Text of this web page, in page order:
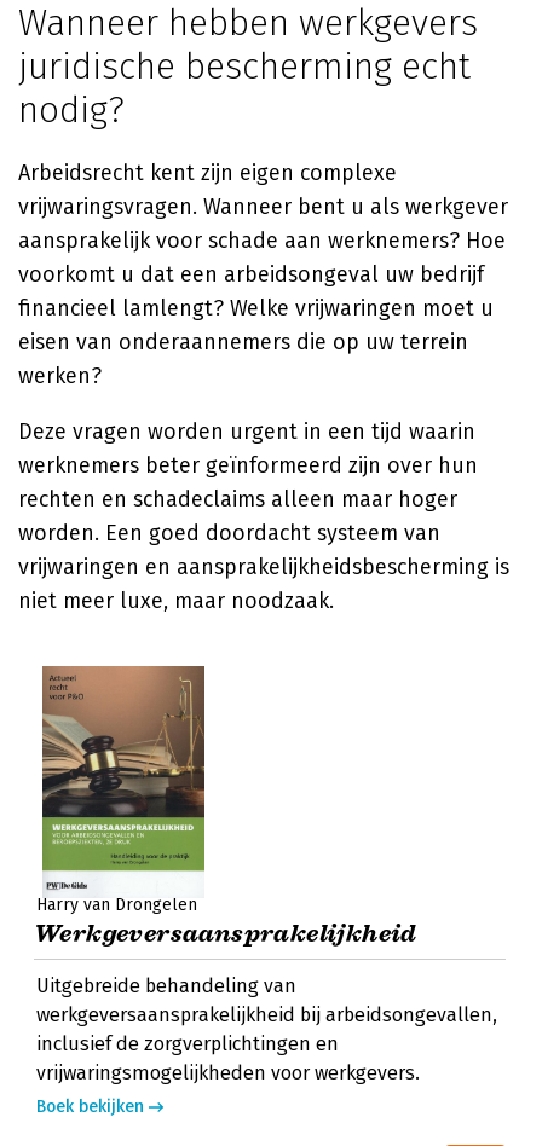
Wanneer hebben werkgevers
juridische bescherming echt
nodig?
Arbeidsrecht kent zijn eigen complexe
vrijwaringsvragen. Wanneer bent u als werkgever
aansprakelijk voor schade aan werknemers? Hoe
voorkomt u dat een arbeidsongeval uw bedrijf
financieel lamlengt? Welke vrijwaringen moet u
eisen van onderaannemers die op uw terrein
werken?
Deze vragen worden urgent in een tijd waarin
werknemers beter geïnformeerd zijn over hun
rechten en schadeclaims alleen maar hoger
worden. Een goed doordacht systeem van
vrijwaringen en aansprakelijkheidsbescherming is
niet meer luxe, maar noodzaak.
Harry van Drongelen
Werkgeversaansprakelijkheid
Uitgebreide behandeling van
werkgeversaansprakelijkheid bij arbeidsongevallen,
inclusief de zorgverplichtingen en
vrijwaringsmogelijkheden voor werkgevers.
Boek bekijken